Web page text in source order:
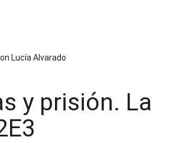
y prisión. La